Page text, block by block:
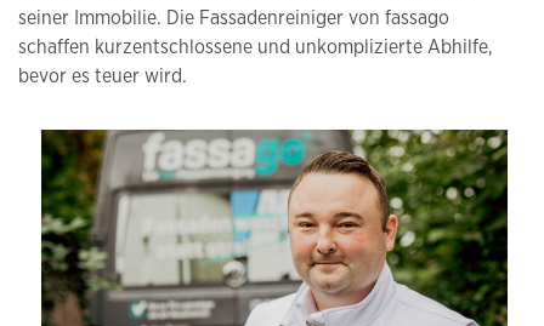
seiner Immobilie. Die Fassadenreiniger von fassago
schaffen kurzentschlossene und unkomplizierte Abhilfe,
bevor es teuer wird.